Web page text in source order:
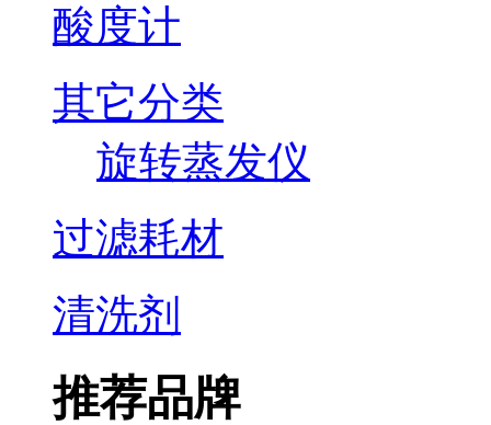
酸度计
其它分类
旋转蒸发仪
过滤耗材
清洗剂
推荐品牌